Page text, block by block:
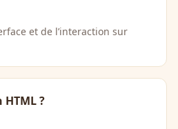
et de l’interaction sur
?